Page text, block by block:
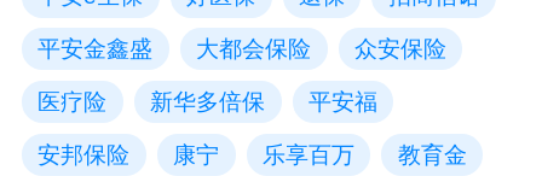
平安金鑫盛 大都会保险 众安保险
医疗险 新华多倍保 平安福
安邦保险 康宁 乐享百万 教育金